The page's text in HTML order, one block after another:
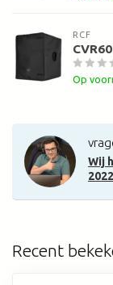
RCF
Op
Wij
Recent